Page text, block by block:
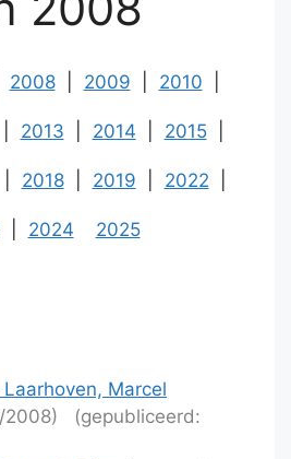
2008 2009 2010
2013 2014 2015
2018 2019 2022
2024 2025
Marcel
2008)
(gepubliceerd: